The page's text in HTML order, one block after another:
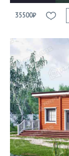
35500₽